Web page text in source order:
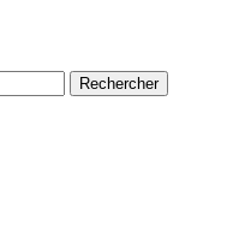
Rechercher